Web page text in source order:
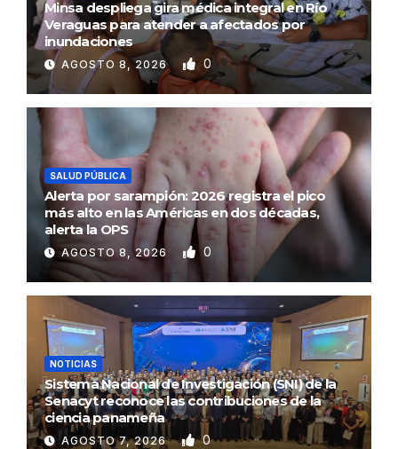
Minsa despliega gira médica integral en Río
Veraguas para atender a afectados por
inundaciones
AGOSTO 8, 2026 0
SALUD PÚBLICA
Alerta por sarampión: 2026 registra el pico
más alto en las Américas en dos décadas,
alerta la OPS
AGOSTO 8, 2026 0
NOTICIAS
Sistema Nacional de Investigación (SNI) de la
Senacyt reconoce las contribuciones de la
ciencia panameña
AGOSTO 7, 2026 0